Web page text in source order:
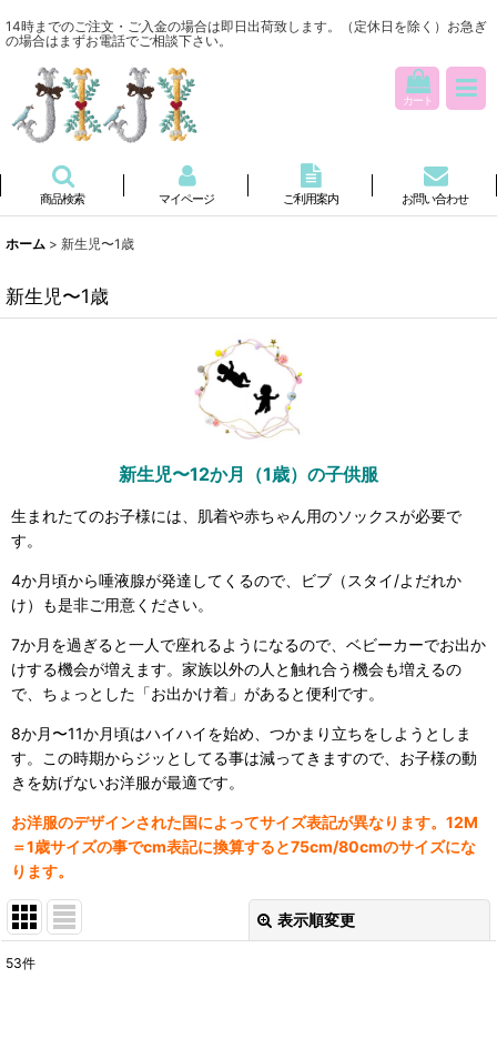
14時までのご注文・ご入金の場合は即日出荷致します。（定休日を除く）お急ぎ
の場合はまずお電話でご相談下さい。
カート
商品検索 マイページ ご利用案内 お問い合わせ
ホーム > 新生児〜1歳
新生児〜1歳
新生児〜12か月（1歳）の子供服
生まれたてのお子様には、肌着や赤ちゃん用のソックスが必要で
す。
4か月頃から唾液腺が発達してくるので、ビブ（スタイ/よだれか
け）も是非ご用意ください。
7か月を過ぎると一人で座れるようになるので、ベビーカーでお出か
けする機会が増えます。家族以外の人と触れ合う機会も増えるの
で、ちょっとした「お出かけ着」があると便利です。
8か月〜11か月頃はハイハイを始め、つかまり立ちをしようとしま
す。この時期からジッとしてる事は減ってきますので、お子様の動
きを妨げないお洋服が最適です。
お洋服のデザインされた国によってサイズ表記が異なります。12M
＝1歳サイズの事でcm表記に換算すると75cm/80cmのサイズにな
ります。
表示順変更
53件